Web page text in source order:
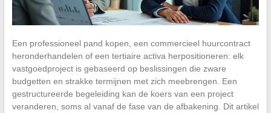
Een professioneel pand kopen, een commercieel huurcontract
heronderhandelen of een tertiaire activa herpositioneren: elk
vastgoedproject is gebaseerd op beslissingen die zware
budgetten en strakke termijnen met zich meebrengen. Een
gestructureerde begeleiding kan de koers van een project
veranderen, soms al vanaf de fase van de afbakening. Dit artikel